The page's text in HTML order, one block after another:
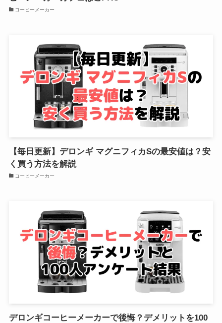
コーヒーメーカー
【毎日更新】デロンギ マグニフィカSの最安値は？安
く買う方法を解説
コーヒーメーカー
デロンギコーヒーメーカーで後悔？デメリットを100